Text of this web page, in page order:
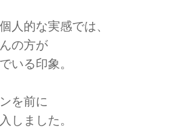
人的な実感では、
の方が
いる印象。
を前に
しました。